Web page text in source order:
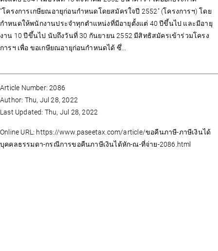
"โครงการเกษียณอายุก่อนกำหนดโดยสมัครใจปี 2552" (โครงการฯ) โดย
กำหนดให้พนักงานประจำทุกตำแหน่งที่มีอายุตั้งแต่ 40 ปีขึ้นไป และมีอายุ
งาน 10 ปีขึ้นไป นับถึงวันที่ 30 กันยายน 2552 มีสิทธิสมัครเข้าร่วมโครง
การฯ เพื่อ ขอเกษียณอายุก่อนกำหนดได้ ซึ่...
Article Number: 2086
Author: Thu, Jul 28, 2022
Last Updated: Thu, Jul 28, 2022
Online URL: https://www.paseetax.com/article/ขอคืนภาษี-ภาษีเงินได้
บุคคลธรรมดา-กรณีการขอคืนภาษีเงินได้หัก-ณ-ที่จ่าย-2086.html